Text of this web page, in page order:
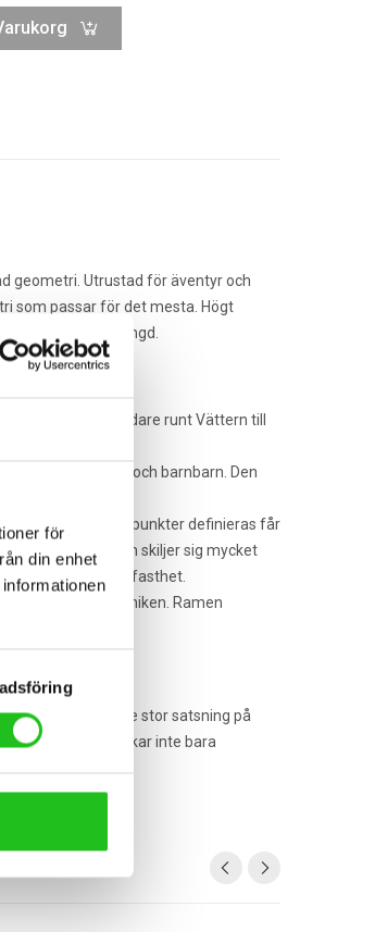
för
din enhet
geometri. Utrustad för äventyr och
som passar för det mesta. Högt
100 mm slaglängd.
till affären och vidare runt Vättern till
till dina barn och barnbarn. Den
fabrik i Varberg.
vinklar och fästpunkter definieras får
och tävlingsram skiljer sig mycket
till hållfasthet.
den vassaste tekniken. Ramen
Tack vare stor satsning på
Shimano tillverkar inte bara